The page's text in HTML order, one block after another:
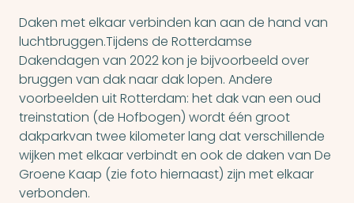
Daken met elkaar verbinden kan aan de hand van
luchtbruggen.Tijdens de Rotterdamse
Dakendagen van 2022 kon je bijvoorbeeld over
bruggen van dak naar dak lopen. Andere
voorbeelden uit Rotterdam: het dak van een oud
treinstation (de Hofbogen) wordt één groot
dakparkvan twee kilometer lang dat verschillende
wijken met elkaar verbindt en ook de daken van De
Groene Kaap (zie foto hiernaast) zijn met elkaar
verbonden.